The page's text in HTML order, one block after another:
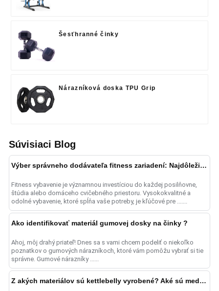
Šesťhranné činky
Nárazníková doska TPU Grip
Súvisiaci Blog
Výber správneho dodávateľa fitness zariadení: Najdôležitejší sprievodca
Fitness vybavenie je významnou investíciou do každej posilňovne,
štúdia alebo domáceho cvičebného priestoru. Vysokokvalitné a
odolné vybavenie, ktoré spĺňa vaše potreby, je kľúčové pre .......
Ako identifikovať materiál gumovej dosky na činky ?
Ahoj, môj drahý priateľ! Dnes sa s vami chcem podeliť o niekoľko
poznatkov o gumových nárazníkoch, ktoré vám pomôžu vybrať si tie
správne. Gumové nárazníky ......
Z akých materiálov sú kettlebelly vyrobené? Aké sú medzi nimi rozdiely?